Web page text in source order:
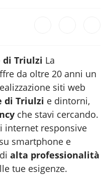
di Triulzi La
da oltre 20 anni un
siti web
di Triulzi e dintorni,
che stavi cercando.
internet responsive
smartphone e
alta professionalità
tue esigenze.